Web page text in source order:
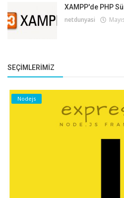
XAMPP'de PHP
netdunyasi
SEÇIMLERIMIZ
Nodejs